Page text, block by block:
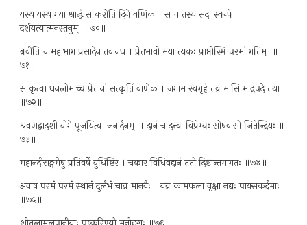
यस्य यस्य गया श्राद्धं स करोति दिने वणिक । स च तस्य सदा स्वन्पे
दर्शयत्यात्मनस्तनुम् ‍ ॥७०॥
ब्रवीति च महाभाग प्रसादेन तवानघ । प्रेतभावो मया त्यकः प्राप्तोस्मि परमां गतिम् ‍ ॥
७१॥
स कृत्वा धनलोभाच्च प्रेतानां सत्कृतिं वाणेक । जगाम स्वगृहं तव्र मासि भाद्रपदे तथा
॥७२॥
श्रवणद्वादशी योगे पूजयित्वा जनार्दनम् ‍ । दानं च दत्त्वा विप्रेभ्यः सोषवासो जितेन्द्रियः ॥
७३॥
महानदीसङ्गमेषु प्रतिवर्षे युधिष्ठिर । चकार विधिवद्दानं ततो दिष्टान्तमागतः ॥७४॥
अवाष परमं परमं स्थानं दुर्लभं चाव्र मानवैः । यव्र कामफला वृक्षा नद्यः पायसकर्दमाः
॥७५॥